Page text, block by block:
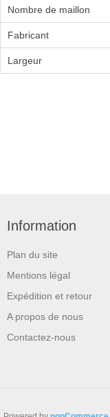
Nombre de maillon
Fabricant
Largeur
Information
Plan du site
Mentions légal
Expédition et retour
A propos de nous
Contactez-nous